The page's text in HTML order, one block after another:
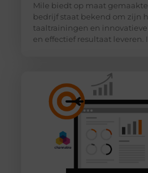
Mile biedt op maat
bedrijf staat bekend om zijn
taaltrainingen en
en effectief resultaat leveren.